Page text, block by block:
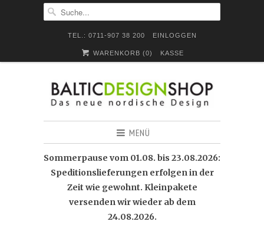
TEL.: 0711-907 38 200 EINLOGGEN
WARENKORB (0) KASSE
MENÜ
Sommerpause vom 01.08. bis 23.08.2026:
Speditionslieferungen erfolgen in der
Zeit wie gewohnt. Kleinpakete
versenden wir wieder ab dem
24.08.2026.